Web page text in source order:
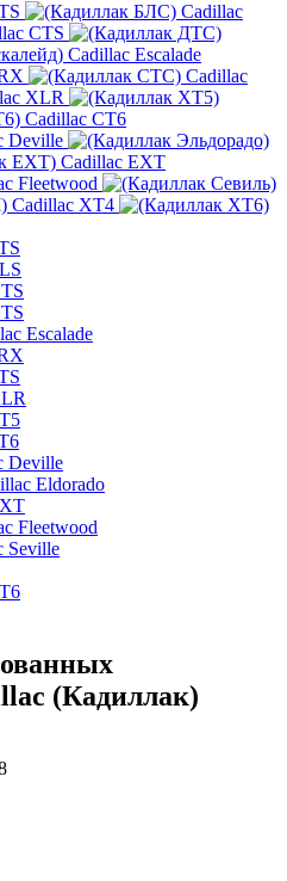
Cadillac
CTS
Cadillac Escalade
Cadillac
XLR
Cadillac CT6
Deville
Cadillac EXT
Fleetwood
Cadillac XT4
Escalade
Deville
Eldorado
Fleetwood
Seville
(Кадиллак)